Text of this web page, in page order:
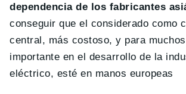
dependencia de los fabricantes
conseguir que el considerado como
central, más costoso, y para
importante en el desarrollo de la
eléctrico, esté en manos europeas